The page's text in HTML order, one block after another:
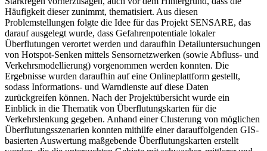
Häufigkeit dieser zunimmt, thematisiert. Aus diesen
Problemstellungen folgte die Idee für das Projekt SENSARE, das
darauf ausgelegt wurde, dass Gefahrenpotentiale lokaler
Überflutungen verortet werden und daraufhin Detailuntersuchungen
von Hotspot-Senken mittels Sensornetzwerken (sowie Abfluss- und
Verkehrsmodellierung) vorgenommen werden konnten. Die
Ergebnisse wurden daraufhin auf eine Onlineplattform gestellt,
sodass Informations- und Warndienste auf diese Daten
zurückgreifen können. Nach der Projektübersicht wurde ein
Einblick in die Thematik von Überflutungskarten für die
Verkehrslenkung gegeben. Anhand einer Clusterung von möglichen
Überflutungsszenarien konnten mithilfe einer darauffolgenden GIS-
basierten Auswertung maßgebende Überflutungskarten erstellt